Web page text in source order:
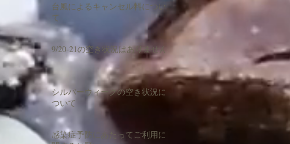
台風によるキャンセル料につい
て
9/20-21の空き状況はありません
シルバーウィークの空き状況に
ついて
感染症予防にあたってご利用に